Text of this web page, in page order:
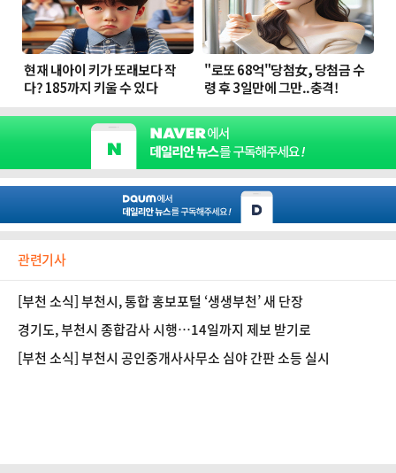
관련기사
[부천 소식] 부천시, 통합 홍보포털 ‘생생부천’ 새 단장
경기도, 부천시 종합감사 시행…14일까지 제보 받기로
[부천 소식] 부천시 공인중개사사무소 심야 간판 소등 실시